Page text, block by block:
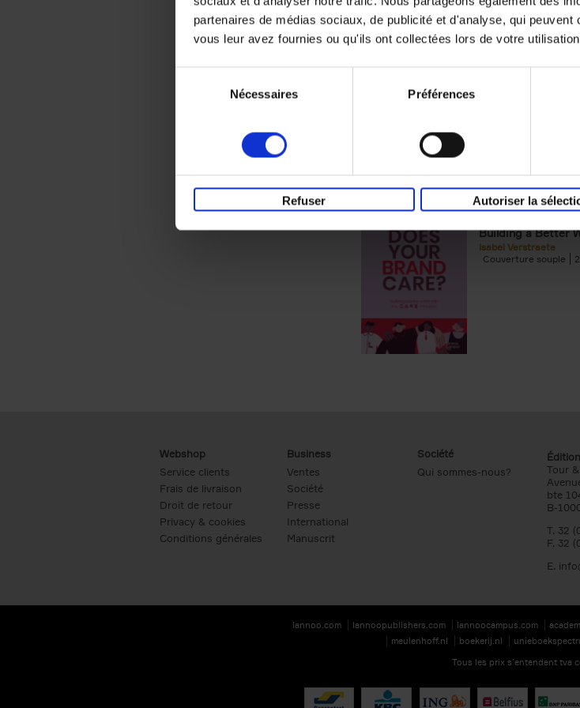
partenaires de médias sociaux, de publicité et d'analyse, qui
vous leur avez fournies ou qu'ils ont collectées lors de votre
Nécessaires Préférences
Refuser Autoriser la
Digital
completely
Does Your
Building a Better
Isabel Verstraete
Couverture souple
Webshop
Service clients
Frais de livraison
Droit de retour
Privacy & cookies
Conditions générales
Business
Ventes
Société
Presse
International
Manuscrit
Société
Qui sommes-nous?
Tour
bte
B-
T. 32
F. 32
E.
lannoo.com lannoopublishers.com lannoocampus.com
meulenhoff.nl
boekerij.nl
Tous les prix s’entendent tva